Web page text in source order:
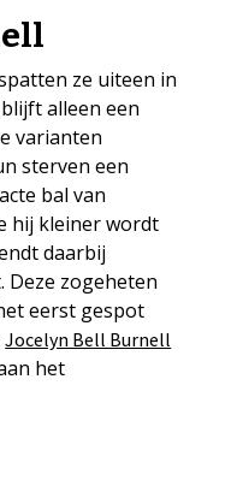
ze uiteen in
alleen een
varianten
sterven een
bal van
hij kleiner wordt
daarbij
Deze zogeheten
eerst gespot
Jocelyn Bell Burnell
het